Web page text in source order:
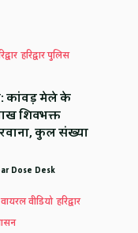
हरिद्वार पुलिस
कांवड़ मेले के
शिवभक्त
कुल संख्या
Dose Desk
वायरल वीडियो हरिद्वार